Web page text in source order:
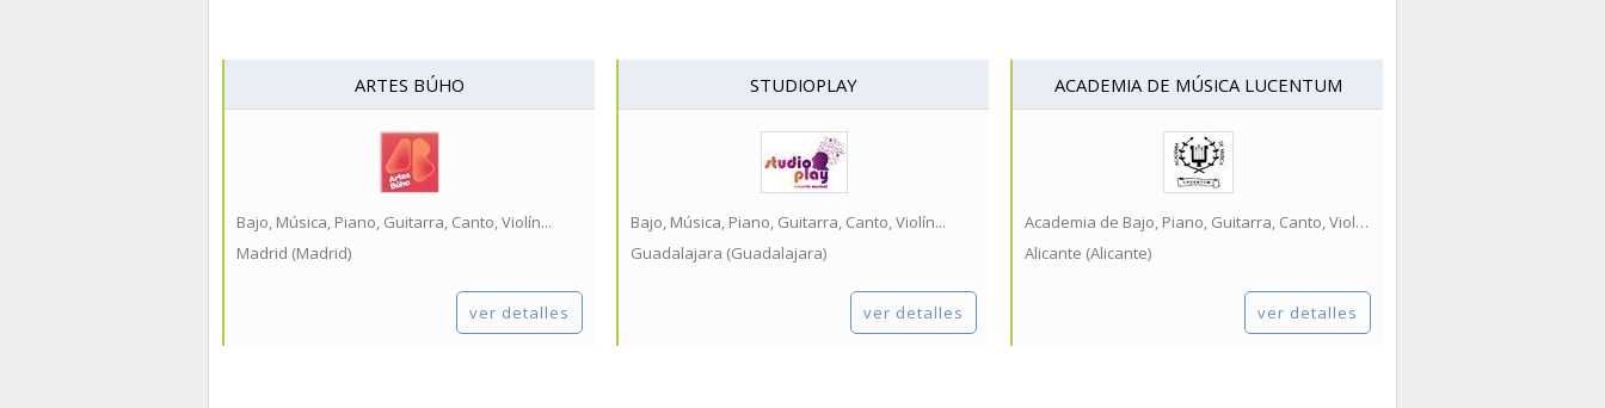
ARTES BÚHO
Bajo, Música, Piano, Guitarra, Canto, Violín...
Madrid (Madrid)
ver detalles
STUDIOPLAY
Bajo, Música, Piano, Guitarra, Canto, Violín...
Guadalajara (Guadalajara)
ver detalles
ACADEMIA DE MÚSICA LUCENTUM
Academia de Bajo, Piano, Guitarra, Canto, Violín, Bateria...
Alicante (Alicante)
ver detalles